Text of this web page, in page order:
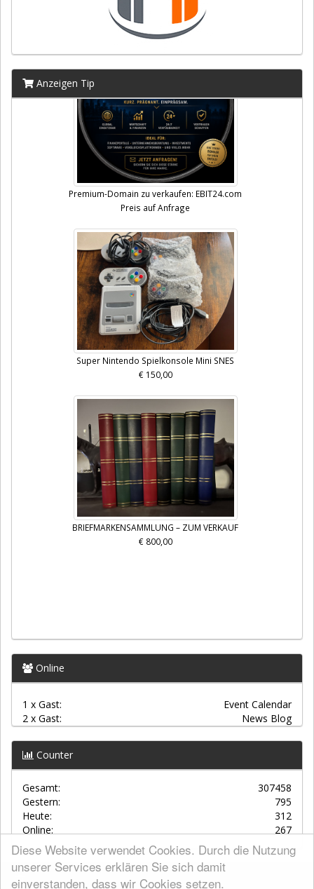
Diese Website verwendet Cookies. Durch die Nutzung
unserer Services erklären Sie sich damit
einverstanden, dass wir Cookies setzen.
Anzeigen Tip
Premium-Domain zu verkaufen: EBIT24.com
Preis auf Anfrage
Super Nintendo Spielkonsole Mini SNES
€ 150,00
BRIEFMARKENSAMMLUNG – ZUM VERKAUF
€ 800,00
Online
1 x Gast:
Event Calendar
2 x Gast:
News Blog
Counter
Gesamt:
307458
Gestern:
795
Heute:
312
Online:
267
AGBs